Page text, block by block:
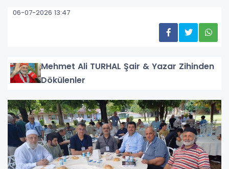
06-07-2026 13:47
Mehmet Ali TURHAL Şair & Yazar Zihinden
Dökülenler